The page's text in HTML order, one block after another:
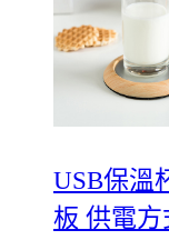
USB保溫
板 供電